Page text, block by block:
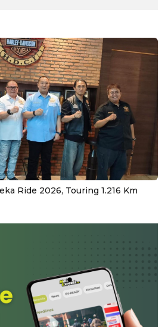
Ride 2026, Touring 1.216 Km